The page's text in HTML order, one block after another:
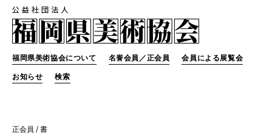
福岡県美術協会について 名誉会員／正会員 会員による展覧会
お知らせ 検索
正会員 / 書